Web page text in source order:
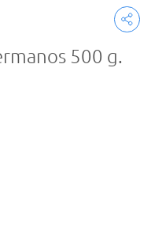
500 g.